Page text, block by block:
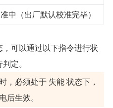
中（出厂默认校准完毕）
可以通过以下指令进行状
定。
，必须处于 失能 状态下，
后生效。